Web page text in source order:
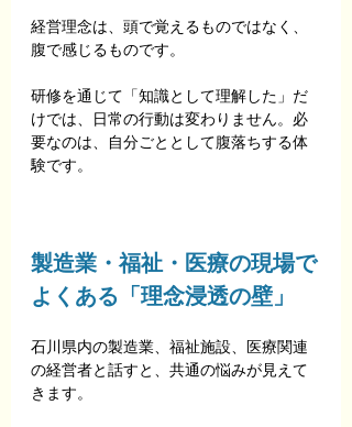
経営理念は、頭で覚えるものではなく、
腹で感じるものです。
研修を通じて「知識として理解した」だ
けでは、日常の行動は変わりません。必
要なのは、自分ごととして腹落ちする体
験です。
製造業・福祉・医療の現場で
よくある「理念浸透の壁」
石川県内の製造業、福祉施設、医療関連
の経営者と話すと、共通の悩みが見えて
きます。